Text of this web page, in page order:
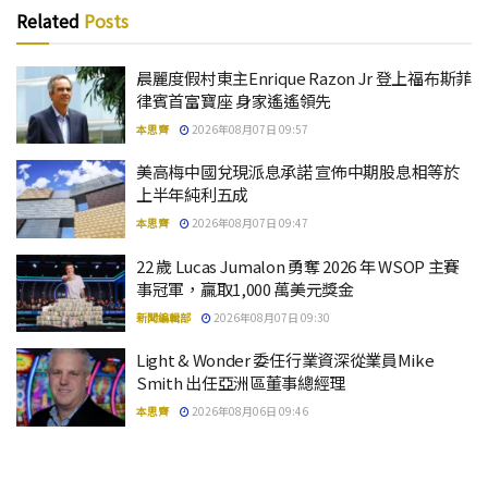
Related Posts
晨麗度假村東主Enrique Razon Jr 登上福布斯菲
律賓首富寶座 身家遙遙領先
本思齊 2026年08月07日 09:57
美高梅中國兌現派息承諾 宣佈中期股息相等於
上半年純利五成
本思齊 2026年08月07日 09:47
22 歲 Lucas Jumalon 勇奪 2026 年 WSOP 主賽
事冠軍，贏取1,000 萬美元獎金
新聞編輯部 2026年08月07日 09:30
Light & Wonder 委任行業資深從業員Mike
Smith 出任亞洲區董事總經理
本思齊 2026年08月06日 09:46